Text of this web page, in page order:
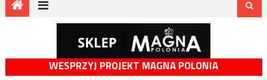
WESPRZYJ PROJEKT MAGNA POLONIA